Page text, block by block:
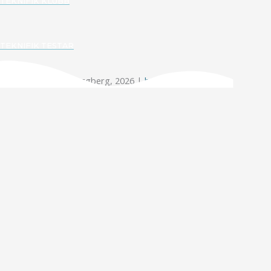
Copyright © Elin Häggberg, 2026 | hello@teknifik.se